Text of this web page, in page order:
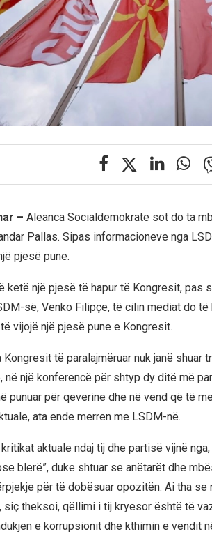
– Aleanca Socialdemokrate sot do ta
Pallas. Sipas informacioneve nga
pjesë pune.
ketë një pjesë të hapur të Kongresit, pas
së, Venko Filipçe, të cilin mediat do
vijojë një pjesë pune e Kongresit.
Kongresit të paralajmëruar nuk janë shuar
në një konferencë për shtyp dy ditë më
punuar për qeverinë dhe në vend që të
ata ende merren me LSDM-në.
aktuale ndaj tij dhe partisë vijnë
blerë”, duke shtuar se anëtarët dhe
për të dobësuar opozitën. Ai tha se
siç theksoi, qëllimi i tij kryesor është të
e korrupsionit dhe kthimin e vendit